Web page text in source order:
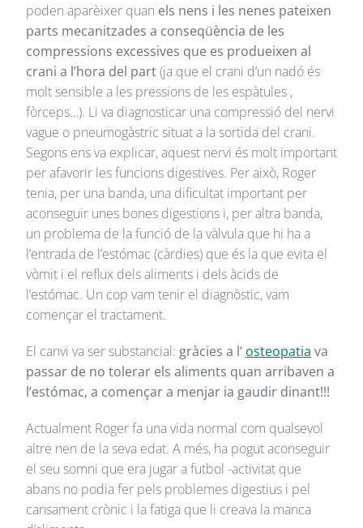
poden aparèixer quan els nens i les nenes pateixen
parts mecanitzades a conseqüència de les
compressions excessives que es produeixen al
crani a l’hora del part(ja que el crani d’un nadó és
molt sensible a les pressions de les espàtules ,
fòrceps…). Li va diagnosticar una compressió del nervi
vague o pneumogàstric situat a la sortida del crani.
Segons ens va explicar, aquest nervi és molt important
per afavorir les funcions digestives. Per això, Roger
tenia, per una banda, una dificultat important per
aconseguir unes bones digestions i, per altra banda,
un problema de la funció de la vàlvula que hi ha a
l’entrada de l’estómac (càrdies) que és la que evita el
vòmit i el reflux dels aliments i dels àcids de
l’estómac. Un cop vam tenir el diagnòstic, vam
començar el tractament.
El canvi va ser substancial: gràcies a l’ osteopatia va
passar de no tolerar els aliments quan arribaven a
l’estómac, a començar a menjar ia gaudir dinant!!!
Actualment Roger fa una vida normal com qualsevol
altre nen de la seva edat. A més, ha pogut aconseguir
el seu somni que era jugar a futbol -activitat que
abans no podia fer pels problemes digestius i pel
cansament crònic i la fatiga que li creava la manca